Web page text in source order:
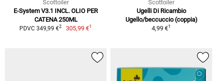
Scottoiler
E-System V3.1 INCL. OLIO PER
CATENA 250ML
PDVC 349,99 €2 305,99 €1
Scottoiler
Ugelli Di Ricambio
Ugello/beccuccio (coppia)
4,99 €1